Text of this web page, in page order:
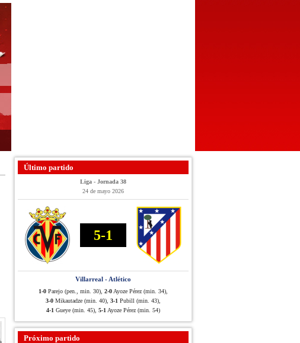
Último partido
Liga - Jornada 38
24 de mayo 2026
5-1
Villarreal - Atlético
1-0 Parejo (pen., min. 30), 2-0 Ayoze Pérez (min. 34),
3-0 Mikautadze (min. 40), 3-1 Pubill (min. 43),
4-1 Gueye (min. 45), 5-1 Ayoze Pérez (min. 54)
Próximo partido